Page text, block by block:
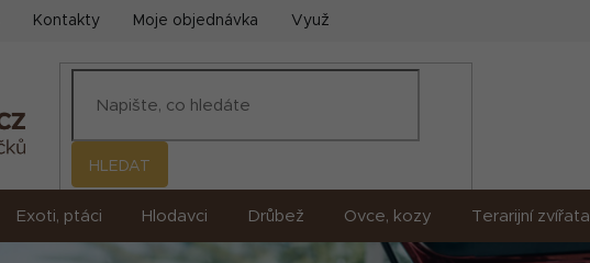
Kontakty Moje objednávka Využití umělé inteligence (AI)
HLEDAT
Exoti, ptáci Hlodavci Drůbež Ovce, kozy Terarijní zvířata